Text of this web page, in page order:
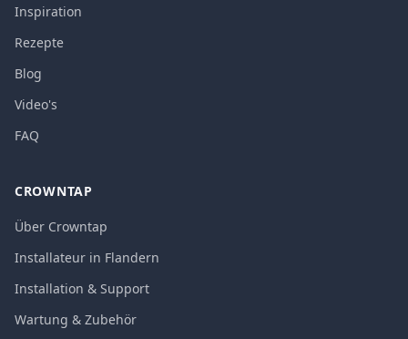
Inspiration
Rezepte
Blog
Video's
FAQ
CROWNTAP
Über Crowntap
Installateur in Flandern
Installation & Support
Wartung & Zubehör